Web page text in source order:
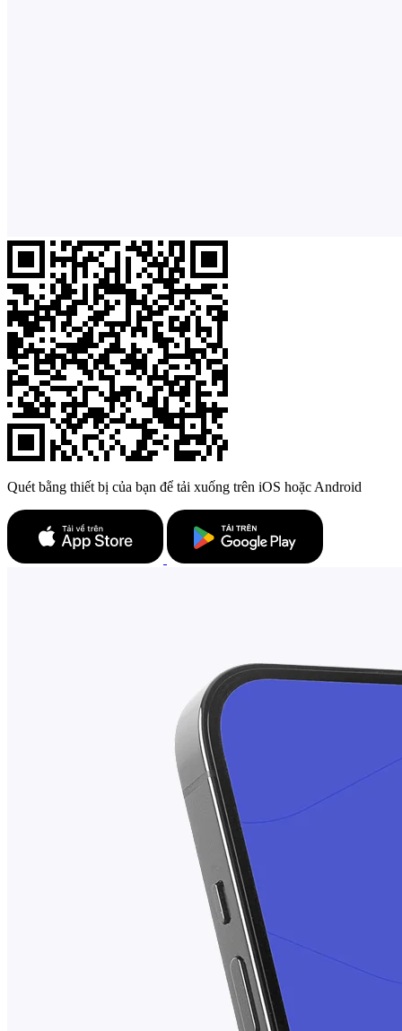
Quét bằng thiết bị của bạn để tải xuống trên iOS hoặc Android